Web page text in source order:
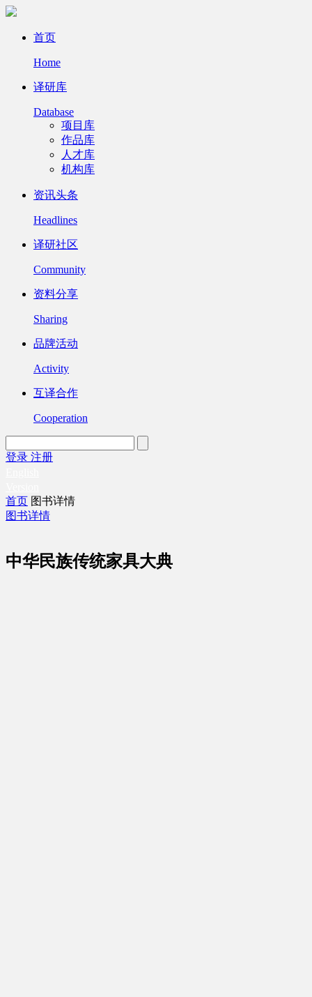
首页
Home
译研库
Database
项目库
作品库
人才库
机构库
资讯头条
Headlines
译研社区
Community
资料分享
Sharing
品牌活动
Activity
互译合作
Cooperation
登录 注册
首页 图书详情
图书详情
中华民族传统家具大典